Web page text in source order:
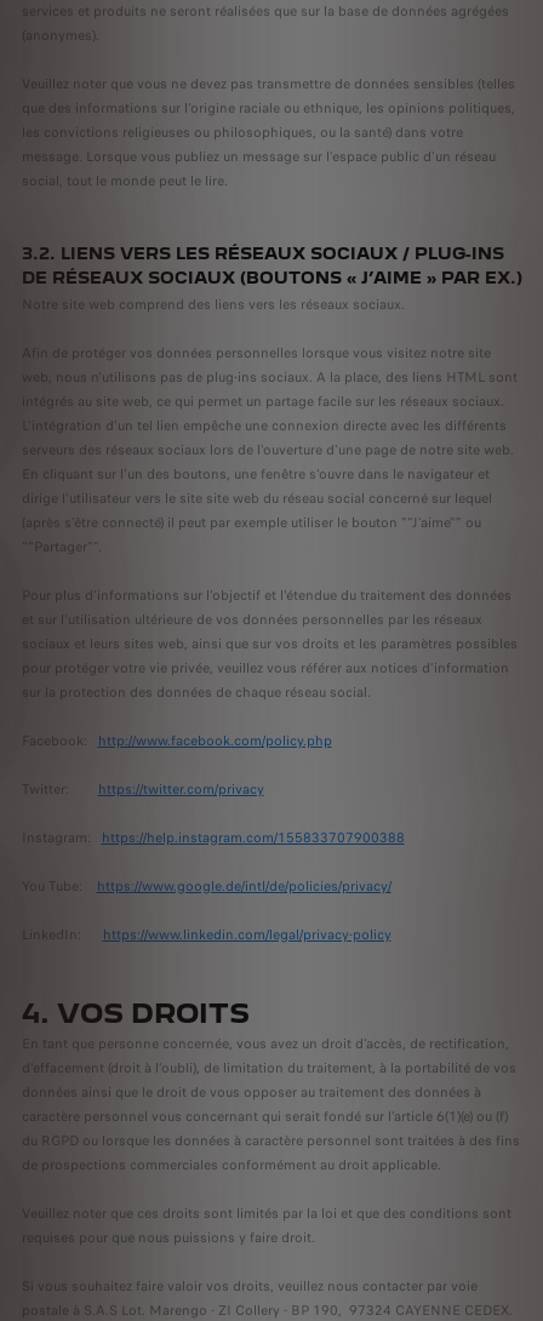
services et produits ne seront réalisées que sur la base de données agrégées
(anonymes).
Veuillez noter que vous ne devez pas transmettre de données sensibles (telles
que des informations sur l'origine raciale ou ethnique, les opinions politiques,
les convictions religieuses ou philosophiques, ou la santé) dans votre
message. Lorsque vous publiez un message sur l’espace public d’un réseau
social, tout le monde peut le lire.
3.2. LIENS VERS LES RÉSEAUX SOCIAUX / PLUG-INS
DE RÉSEAUX SOCIAUX (BOUTONS « J’AIME » PAR EX.)
Notre site web comprend des liens vers les réseaux sociaux.
Afin de protéger vos données personnelles lorsque vous visitez notre site
web, nous n'utilisons pas de plug-ins sociaux. A la place, des liens HTML sont
intégrés au site web, ce qui permet un partage facile sur les réseaux sociaux.
L'intégration d’un tel lien empêche une connexion directe avec les différents
serveurs des réseaux sociaux lors de l'ouverture d'une page de notre site web.
En cliquant sur l'un des boutons, une fenêtre s'ouvre dans le navigateur et
dirige l'utilisateur vers le site site web du réseau social concerné sur lequel
(après s'être connecté) il peut par exemple utiliser le bouton ""J'aime"" ou
""Partager"".
Pour plus d'informations sur l'objectif et l'étendue du traitement des données
et sur l'utilisation ultérieure de vos données personnelles par les réseaux
sociaux et leurs sites web, ainsi que sur vos droits et les paramètres possibles
pour protéger votre vie privée, veuillez vous référer aux notices d’information
sur la protection des données de chaque réseau social.
Facebook: http://www.facebook.com/policy.php
Twitter: https://twitter.com/privacy
Instagram: https://help.instagram.com/155833707900388
You Tube: https://www.google.de/intl/de/policies/privacy/
LinkedIn: https://www.linkedin.com/legal/privacy-policy
4. VOS DROITS
En tant que personne concernée, vous avez un droit d'accès, de rectification,
d'effacement (droit à l’oubli), de limitation du traitement, à la portabilité de vos
données ainsi que le droit de vous opposer au traitement des données à
caractère personnel vous concernant qui serait fondé sur l'article 6(1)(e) ou (f)
du RGPD ou lorsque les données à caractère personnel sont traitées à des fins
de prospections commerciales conformément au droit applicable.
Veuillez noter que ces droits sont limités par la loi et que des conditions sont
requises pour que nous puissions y faire droit.
Si vous souhaitez faire valoir vos droits, veuillez nous contacter par voie
postale à S.A.S Lot. Marengo - ZI Collery - BP 190, 97324 CAYENNE CEDEX.